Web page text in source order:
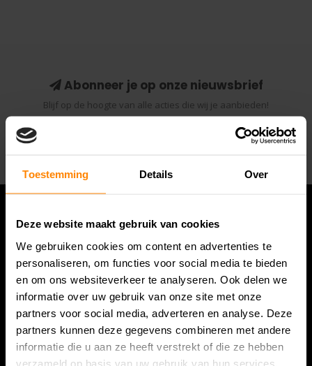
Toestemming Details Over
Deze website maakt gebruik van cookies
We gebruiken cookies om content en advertenties te
personaliseren, om functies voor social media te bieden
en om ons websiteverkeer te analyseren. Ook delen we
informatie over uw gebruik van onze site met onze
partners voor social media, adverteren en analyse. Deze
partners kunnen deze gegevens combineren met andere
informatie die u aan ze heeft verstrekt of die ze hebben
verzameld op basis van uw gebruik van hun services.
Abonneer je op onze nieuwsbrief
Blijf op de hoogte van alle acties die wij je aanbieden!
Abonneer
Bespanracket.nl is dé racketspecialist van Lelystad en
omstreken.